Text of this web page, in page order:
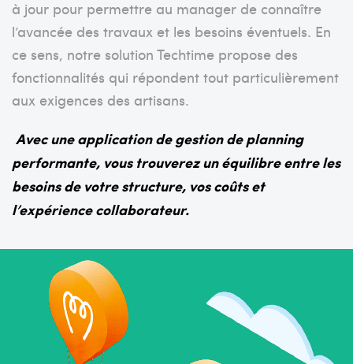
à jour pour permettre au manager de connaître
l’avancée des travaux et les besoins éventuels. En
ce sens, notre solution Techtime propose des
fonctionnalités qui répondent tout particulièrement
aux exigences des artisans.
Avec une application de gestion de planning
performante, vous trouverez un équilibre entre les
besoins de votre structure, vos coûts et
l’expérience collaborateur.